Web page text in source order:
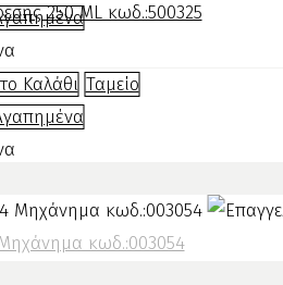
κωδ.:003054
250 ML κωδ.:500325
Καλάθι Ταμείο